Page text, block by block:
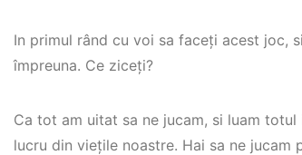
In primul rând cu voi sa faceți acest joc,
împreuna. Ce ziceți?
Ca tot am uitat sa ne jucam, si luam
lucru din viețile noastre. Hai sa ne jucam